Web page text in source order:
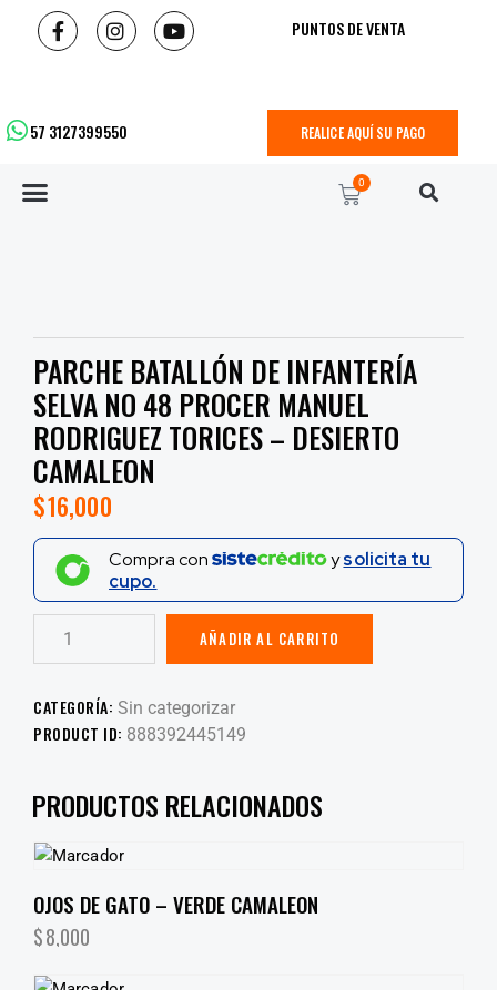
PUNTOS DE VENTA
57 3127399550 REALICE AQUÍ SU PAGO
0
PARCHE BATALLÓN DE INFANTERÍA
SELVA NO 48 PROCER MANUEL
RODRIGUEZ TORICES – DESIERTO
CAMALEON
$16,000
Compra con ysolicita tu
cupo.
AÑADIR AL CARRITO
CATEGORÍA: Sin categorizar
PRODUCT ID: 888392445149
PRODUCTOS RELACIONADOS
OJOS DE GATO – VERDE CAMALEON
$8,000